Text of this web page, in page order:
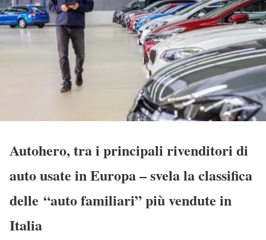
Autohero, tra i principali rivenditori di
auto usate in Europa – svela la classifica
delle “auto familiari” più vendute in
Italia